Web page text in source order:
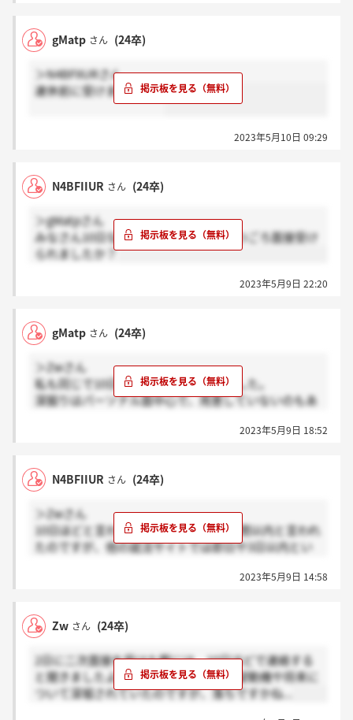
gMatp さん (24卒)
＞N4BFIIURさん
連休前に受けました…！
2023年5月10日 09:29
N4BFIIUR さん (24卒)
＞gMatpさん
みなさん10日なんですね！ちなみにいつごろ面接受け
られましたか？
2023年5月9日 22:20
gMatp さん (24卒)
＞Zwさん
私も同じで10日ほどで連絡と言われました。
深掘りはパーソナル面中心で、用意していないのもあ
2023年5月9日 18:52
N4BFIIUR さん (24卒)
＞Zwさん
10日ほどと言われたんですね...私は1週間以内と言われ
たのですが、他の就活サイトでは即日や3日以内とい
2023年5月9日 14:58
Zw さん (24卒)
2日に二次面接を受けた際には、10日ほどで連絡する
と聞きましたよ。わたし、20分ほど志望動機や将来に
ついて深堀されていたのですが、落ちですかね...